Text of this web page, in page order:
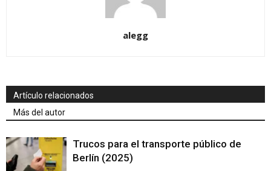
alegg
Artículo relacionados
Más del autor
Trucos para el transporte público de
Berlín (2025)